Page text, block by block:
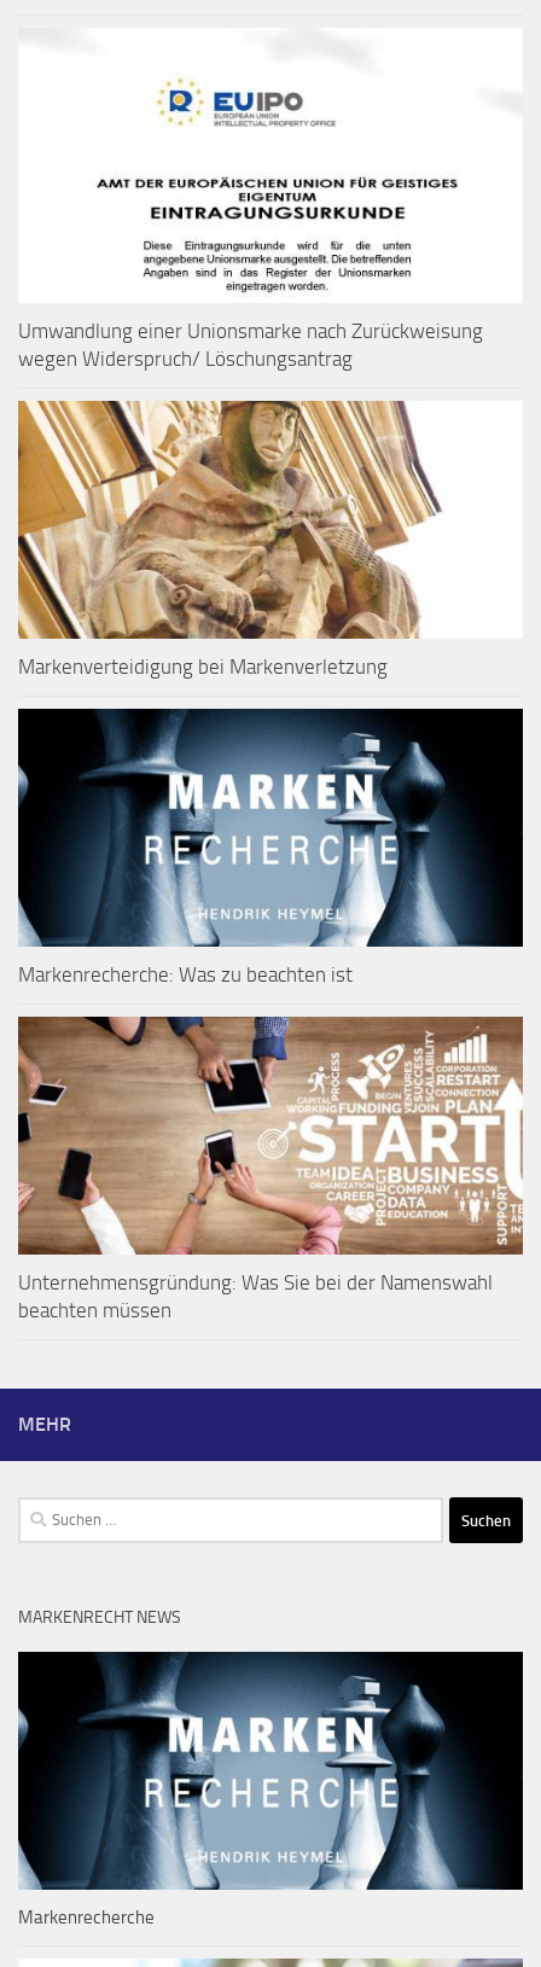
Umwandlung einer Unionsmarke nach Zurückweisung
wegen Widerspruch/ Löschungsantrag
Markenverteidigung bei Markenverletzung
Markenrecherche: Was zu beachten ist
Unternehmensgründung: Was Sie bei der Namenswahl
beachten müssen
MEHR
Suchen
nach:
MARKENRECHT NEWS
Markenrecherche